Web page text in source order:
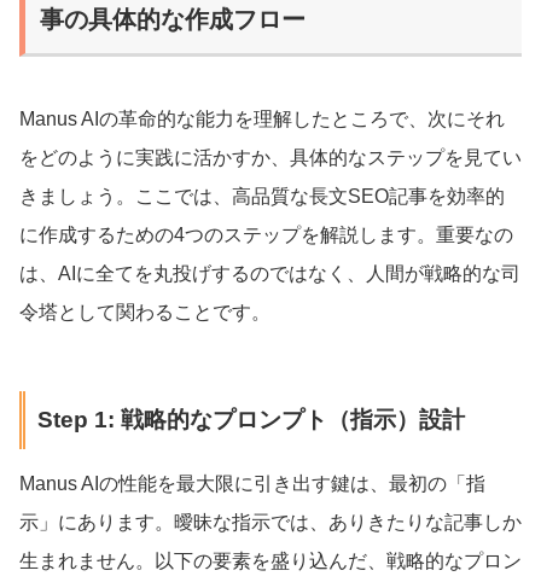
事の具体的な作成フロー
Manus AIの革命的な能力を理解したところで、次にそれ
をどのように実践に活かすか、具体的なステップを見てい
きましょう。ここでは、高品質な長文SEO記事を効率的
に作成するための4つのステップを解説します。重要なの
は、AIに全てを丸投げするのではなく、人間が戦略的な司
令塔として関わることです。
Step 1: 戦略的なプロンプト（指示）設計
Manus AIの性能を最大限に引き出す鍵は、最初の「指
示」にあります。曖昧な指示では、ありきたりな記事しか
生まれません。以下の要素を盛り込んだ、戦略的なプロン